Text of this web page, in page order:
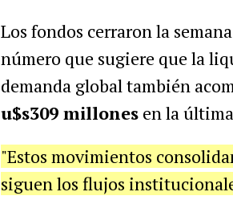
Los fondos cerraron la
número que sugiere que la
demanda global también
u$s309 millonesen la
"Estos movimientos
siguen los flujos